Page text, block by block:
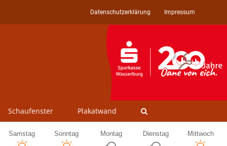
Datenschutzerklärung Impressum
Schaufenster Plakatwand